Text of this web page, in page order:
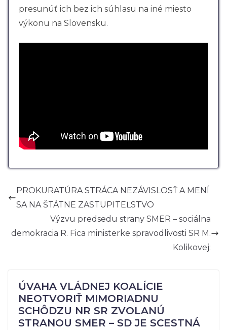
presunúť ich bez ich súhlasu na iné miesto
výkonu na Slovensku.
PROKURATÚRA STRÁCA NEZÁVISLOSŤ A MENÍ
SA NA ŠTÁTNE ZASTUPITEĽSTVO
Výzvu predsedu strany SMER – sociálna
demokracia R. Fica ministerke spravodlivosti SR M.
Kolikovej:
ÚVAHA VLÁDNEJ KOALÍCIE
NEOTVORIŤ MIMORIADNU
SCHÔDZU NR SR ZVOLANÚ
STRANOU SMER – SD JE SCESTNÁ